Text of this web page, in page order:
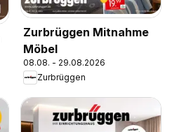
Zurbrüggen Mitnahme
Möbel
08.08. - 29.08.2026
Zurbrüggen